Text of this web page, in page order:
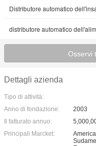
Distributore automatico
distributore automatico
Osservi
Dettagli azienda
Tipo di attività:
Anno di fondazione:
2003
Il fatturato annuo:
Principali Marcket: